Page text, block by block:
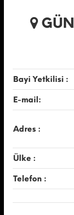
Bayi Yetkilisi :
E-mail:
Adres :
Ülke :
Telefon :